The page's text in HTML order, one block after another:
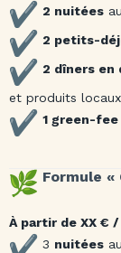
2 nuitées
2 petits-
2 dîners en
et produits
1 green-fee
Formule
À partir de XX €
3 nuitées